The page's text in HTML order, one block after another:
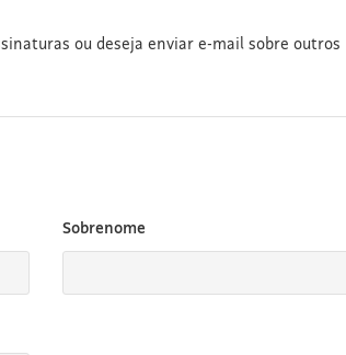
ou deseja enviar e-mail sobre outros
Sobrenome